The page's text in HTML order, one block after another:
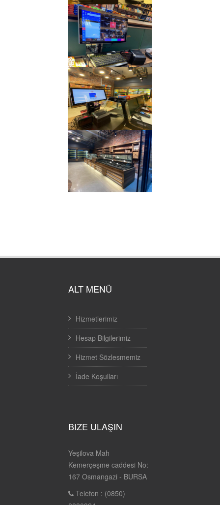
ALT MENÜ
Hizmetlerimiz
Hesap Bilgilerimiz
Hizmet Sözlesmemiz
İade Koşulları
BIZE ULAŞIN
Yeşilova Mah
Kemerçeşme caddesi No:
167 Osmangazi - BURSA
Telefon : (0850)